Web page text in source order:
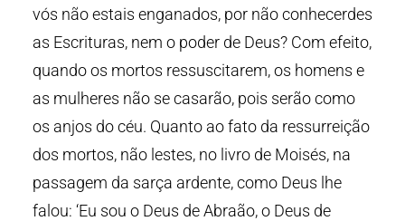
vós não estais enganados, por não conhecerdes
as Escrituras, nem o poder de Deus? Com efeito,
quando os mortos ressuscitarem, os homens e
as mulheres não se casarão, pois serão como
os anjos do céu. Quanto ao fato da ressurreição
dos mortos, não lestes, no livro de Moisés, na
passagem da sarça ardente, como Deus lhe
falou: ‘Eu sou o Deus de Abraão, o Deus de